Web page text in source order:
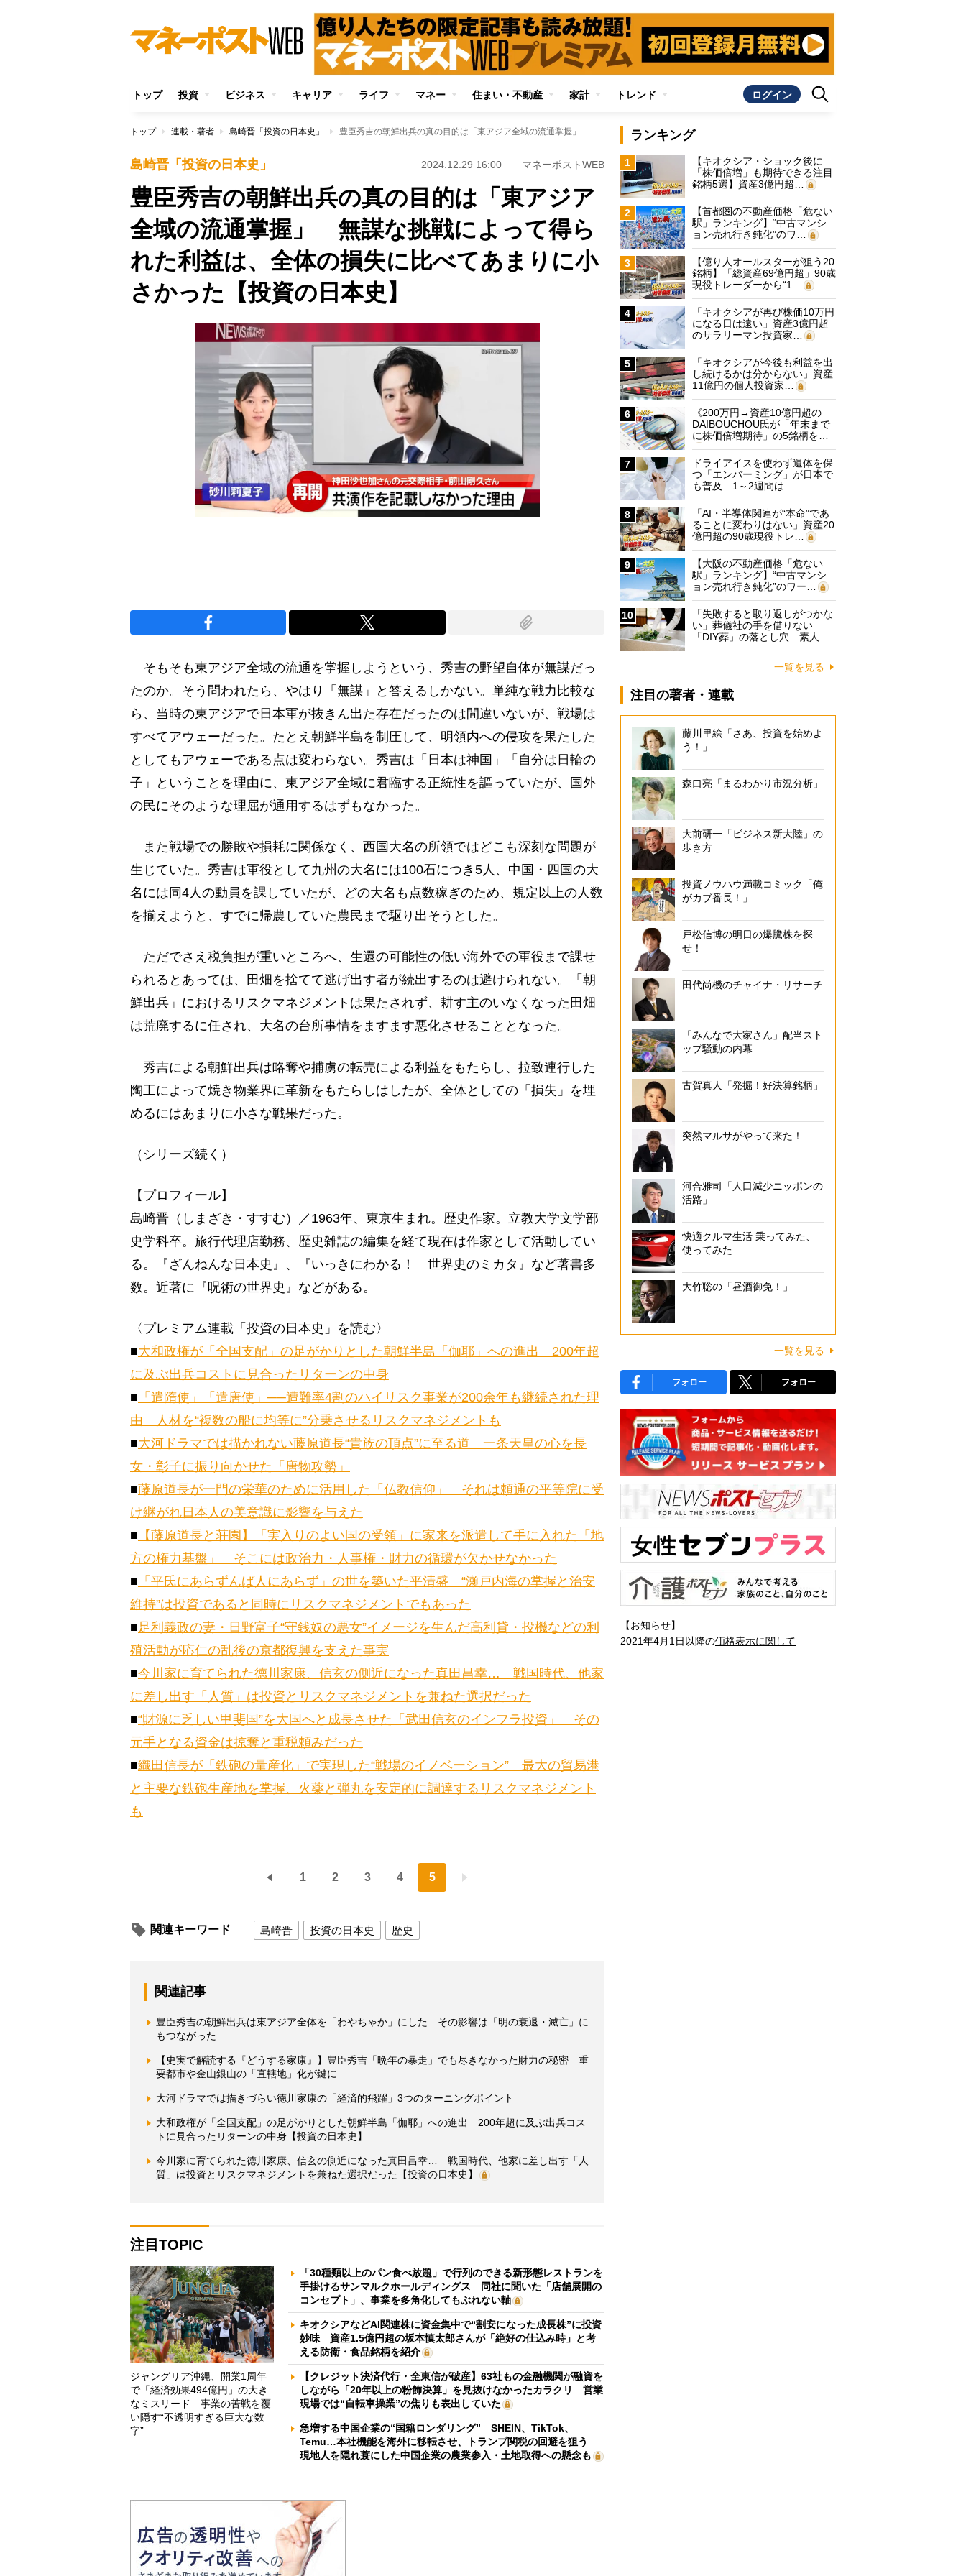
トップ 投資 ビジネス キャリア ライフ マネー 住まい・不動産 家計 トレンド ログイン
トップ 連載・著者 島崎晋「投資の日本史」 豊臣秀吉の朝鮮出兵の真の目的は「東アジア全域の流通掌握」 無謀な挑戦によって得られた利益は、全体の損失に比べてあまりに小さかった【投資の日本史】
島崎晋「投資の日本史」 2024.12.29 16:00 マネーポストWEB
豊臣秀吉の朝鮮出兵の真の目的は「東アジア
全域の流通掌握」 無謀な挑戦によって得ら
れた利益は、全体の損失に比べてあまりに小
さかった【投資の日本史】
そもそも東アジア全域の流通を掌握しようという、秀吉の野望自体が無謀だっ
たのか。そう問われたら、やはり「無謀」と答えるしかない。単純な戦力比較な
ら、当時の東アジアで日本軍が抜きん出た存在だったのは間違いないが、戦場は
すべてアウェーだった。たとえ朝鮮半島を制圧して、明領内への侵攻を果たした
としてもアウェーである点は変わらない。秀吉は「日本は神国」「自分は日輪の
子」ということを理由に、東アジア全域に君臨する正統性を謳っていたが、国外
の民にそのような理屈が通用するはずもなかった。
また戦場での勝敗や損耗に関係なく、西国大名の所領ではどこも深刻な問題が
生じていた。秀吉は軍役として九州の大名には100石につき5人、中国・四国の大
名には同4人の動員を課していたが、どの大名も点数稼ぎのため、規定以上の人数
を揃えようと、すでに帰農していた農民まで駆り出そうとした。
ただでさえ税負担が重いところへ、生還の可能性の低い海外での軍役まで課せ
られるとあっては、田畑を捨てて逃げ出す者が続出するのは避けられない。「朝
鮮出兵」におけるリスクマネジメントは果たされず、耕す主のいなくなった田畑
は荒廃するに任され、大名の台所事情をますます悪化させることとなった。
秀吉による朝鮮出兵は略奪や捕虜の転売による利益をもたらし、拉致連行した
陶工によって焼き物業界に革新をもたらしはしたが、全体としての「損失」を埋
めるにはあまりに小さな戦果だった。
（シリーズ続く）
【プロフィール】
島崎晋（しまざき・すすむ）／1963年、東京生まれ。歴史作家。立教大学文学部
史学科卒。旅行代理店勤務、歴史雑誌の編集を経て現在は作家として活動してい
る。『ざんねんな日本史』、『いっきにわかる！ 世界史のミカタ』など著書多
数。近著に『呪術の世界史』などがある。
〈プレミアム連載「投資の日本史」を読む〉
■大和政権が「全国支配」の足がかりとした朝鮮半島「伽耶」への進出 200年超
に及ぶ出兵コストに見合ったリターンの中身
■ 「遣隋使」「遣唐使」──遭難率4割のハイリスク事業が200余年も継続された理
由 人材を“複数の船に均等に”分乗させるリスクマネジメントも
■大河ドラマでは描かれない藤原道長“貴族の頂点”に至る道 一条天皇の心を長
女・彰子に振り向かせた「唐物攻勢」
■藤原道長が一門の栄華のために活用した「仏教信仰」 それは頼通の平等院に受
け継がれ日本人の美意識に影響を与えた
■ 【藤原道長と荘園】「実入りのよい国の受領」に家来を派遣して手に入れた「地
方の権力基盤」 そこには政治力・人事権・財力の循環が欠かせなかった
■ 「平氏にあらずんば人にあらず」の世を築いた平清盛 “瀬戸内海の掌握と治安
維持”は投資であると同時にリスクマネジメントでもあった
■足利義政の妻・日野富子“守銭奴の悪女”イメージを生んだ高利貸・投機などの利
殖活動が応仁の乱後の京都復興を支えた事実
■今川家に育てられた徳川家康、信玄の側近になった真田昌幸… 戦国時代、他家
に差し出す「人質」は投資とリスクマネジメントを兼ねた選択だった
■“財源に乏しい甲斐国”を大国へと成長させた「武田信玄のインフラ投資」 その
元手となる資金は掠奪と重税頼みだった
■織田信長が「鉄砲の量産化」で実現した“戦場のイノベーション” 最大の貿易港
と主要な鉄砲生産地を掌握、火薬と弾丸を安定的に調達するリスクマネジメント
も
1 2 3 4 5
関連キーワード 島崎晋 投資の日本史 歴史
関連記事
豊臣秀吉の朝鮮出兵は東アジア全体を「わやちゃか」にした その影響は「明の衰退・滅亡」に
もつながった
【史実で解読する『どうする家康』】豊臣秀吉「晩年の暴走」でも尽きなかった財力の秘密 重
要都市や金山銀山の「直轄地」化が鍵に
大河ドラマでは描きづらい徳川家康の「経済的飛躍」3つのターニングポイント
大和政権が「全国支配」の足がかりとした朝鮮半島「伽耶」への進出 200年超に及ぶ出兵コス
トに見合ったリターンの中身【投資の日本史】
今川家に育てられた徳川家康、信玄の側近になった真田昌幸… 戦国時代、他家に差し出す「人
質」は投資とリスクマネジメントを兼ねた選択だった【投資の日本史】
注目TOPIC
ジャングリア沖縄、開業1周年
で「経済効果494億円」の大き
なミスリード 事業の苦戦を覆
い隠す“不透明すぎる巨大な数
字”
「30種類以上のパン食べ放題」で行列のできる新形態レストランを
手掛けるサンマルクホールディングス 同社に聞いた「店舗展開の
コンセプト」、事業を多角化してもぶれない軸
キオクシアなどAI関連株に資金集中で“割安になった成長株”に投資
妙味 資産1.5億円超の坂本慎太郎さんが「絶好の仕込み時」と考
える防衛・食品銘柄を紹介
【クレジット決済代行・全東信が破産】63社もの金融機関が融資を
しながら「20年以上の粉飾決算」を見抜けなかったカラクリ 営業
現場では“自転車操業”の焦りも表出していた
急増する中国企業の“国籍ロンダリング” SHEIN、TikTok、
Temu…本社機能を海外に移転させ、トランプ関税の回避を狙う
現地人を隠れ蓑にした中国企業の農業参入・土地取得への懸念も
ランキング
1
【キオクシア・ショック後に
「株価倍増」も期待できる注目
銘柄5選】資産3億円超…
2
【首都圏の不動産価格「危ない
駅」ランキング】“中古マンシ
ョン売れ行き鈍化”のワ…
3
【億り人オールスターが狙う20
銘柄】「総資産69億円超」90歳
現役トレーダーから“1…
4
「キオクシアが再び株価10万円
になる日は遠い」資産3億円超
のサラリーマン投資家…
5
「キオクシアが今後も利益を出
し続けるかは分からない」資産
11億円の個人投資家…
6
《200万円→資産10億円超の
DAIBOUCHOU氏が「年末まで
に株価倍増期待」の5銘柄を…
7
ドライアイスを使わず遺体を保
つ「エンバーミング」が日本で
も普及 1～2週間は…
8
「AI・半導体関連が“本命”であ
ることに変わりはない」資産20
億円超の90歳現役トレ…
9
【大阪の不動産価格「危ない
駅」ランキング】“中古マンシ
ョン売れ行き鈍化”のワー…
10
「失敗すると取り返しがつかな
い」葬儀社の手を借りない
「DIY葬」の落とし穴 素人
一覧を見る
注目の著者・連載
藤川里絵「さあ、投資を始めよ
う！」
森口亮「まるわかり市況分析」
大前研一「ビジネス新大陸」の
歩き方
投資ノウハウ満載コミック「俺
がカブ番長！」
戸松信博の明日の爆騰株を探
せ！
田代尚機のチャイナ・リサーチ
「みんなで大家さん」配当スト
ップ騒動の内幕
古賀真人「発掘！好決算銘柄」
突然マルサがやって来た！
河合雅司「人口減少ニッポンの
活路」
快適クルマ生活 乗ってみた、
使ってみた
大竹聡の「昼酒御免！」
一覧を見る
フォロー フォロー
【お知らせ】
2021年4月1日以降の価格表示に関して